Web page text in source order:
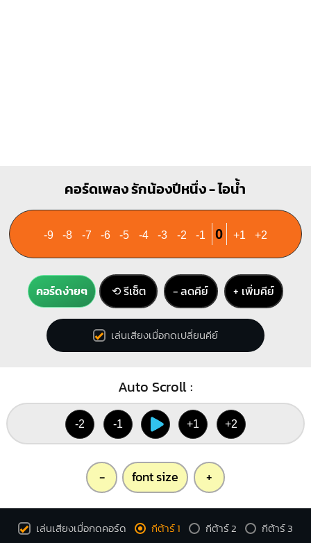
คอร์ดเพลง รักน้องปีหนึ่ง - ไอน้ำ
-9 -8 -7 -6 -5 -4 -3 -2 -1 0 +1 +2
คอร์ดง่ายๆ ⟲ รีเซ็ต − ลดคีย์ + เพิ่มคีย์
เล่นเสียงเมื่อกดเปลี่ยนคีย์
Auto Scroll :
-2 -1 +1 +2
- font size +
เล่นเสียงเมื่อกดคอร์ด กีต้าร์ 1 กีต้าร์ 2 กีต้าร์ 3